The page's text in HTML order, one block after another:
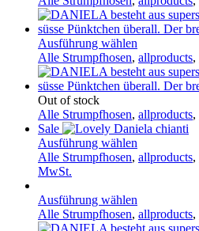
Ausführung wählen
Alle Strumpfhosen, allproducts,
Out of stock
Alle Strumpfhosen, allproducts,
Sale
Ausführung wählen
Alle Strumpfhosen, allproducts,
MwSt.
Ausführung wählen
Alle Strumpfhosen, allproducts,